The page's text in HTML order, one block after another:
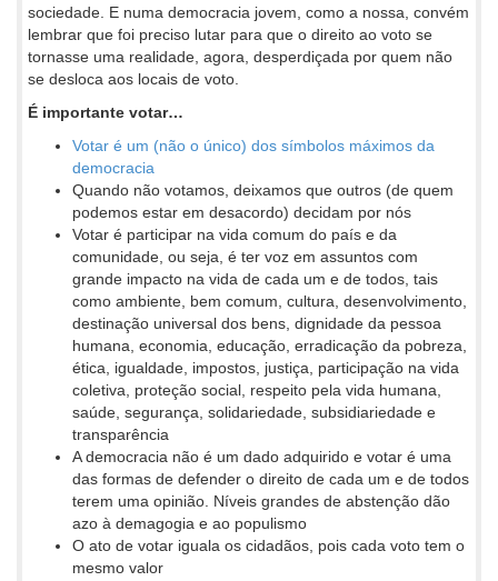
sociedade. E numa democracia jovem, como a nossa, convém
lembrar que foi preciso lutar para que o direito ao voto se
tornasse uma realidade, agora, desperdiçada por quem não
se desloca aos locais de voto.
É importante votar…
Votar é um (não o único) dos símbolos máximos da
democracia
Quando não votamos, deixamos que outros (de quem
podemos estar em desacordo) decidam por nós
Votar é participar na vida comum do país e da
comunidade, ou seja, é ter voz em assuntos com
grande impacto na vida de cada um e de todos, tais
como ambiente, bem comum, cultura, desenvolvimento,
destinação universal dos bens, dignidade da pessoa
humana, economia, educação, erradicação da pobreza,
ética, igualdade, impostos, justiça, participação na vida
coletiva, proteção social, respeito pela vida humana,
saúde, segurança, solidariedade, subsidiariedade e
transparência
A democracia não é um dado adquirido e votar é uma
das formas de defender o direito de cada um e de todos
terem uma opinião. Níveis grandes de abstenção dão
azo à demagogia e ao populismo
O ato de votar iguala os cidadãos, pois cada voto tem o
mesmo valor